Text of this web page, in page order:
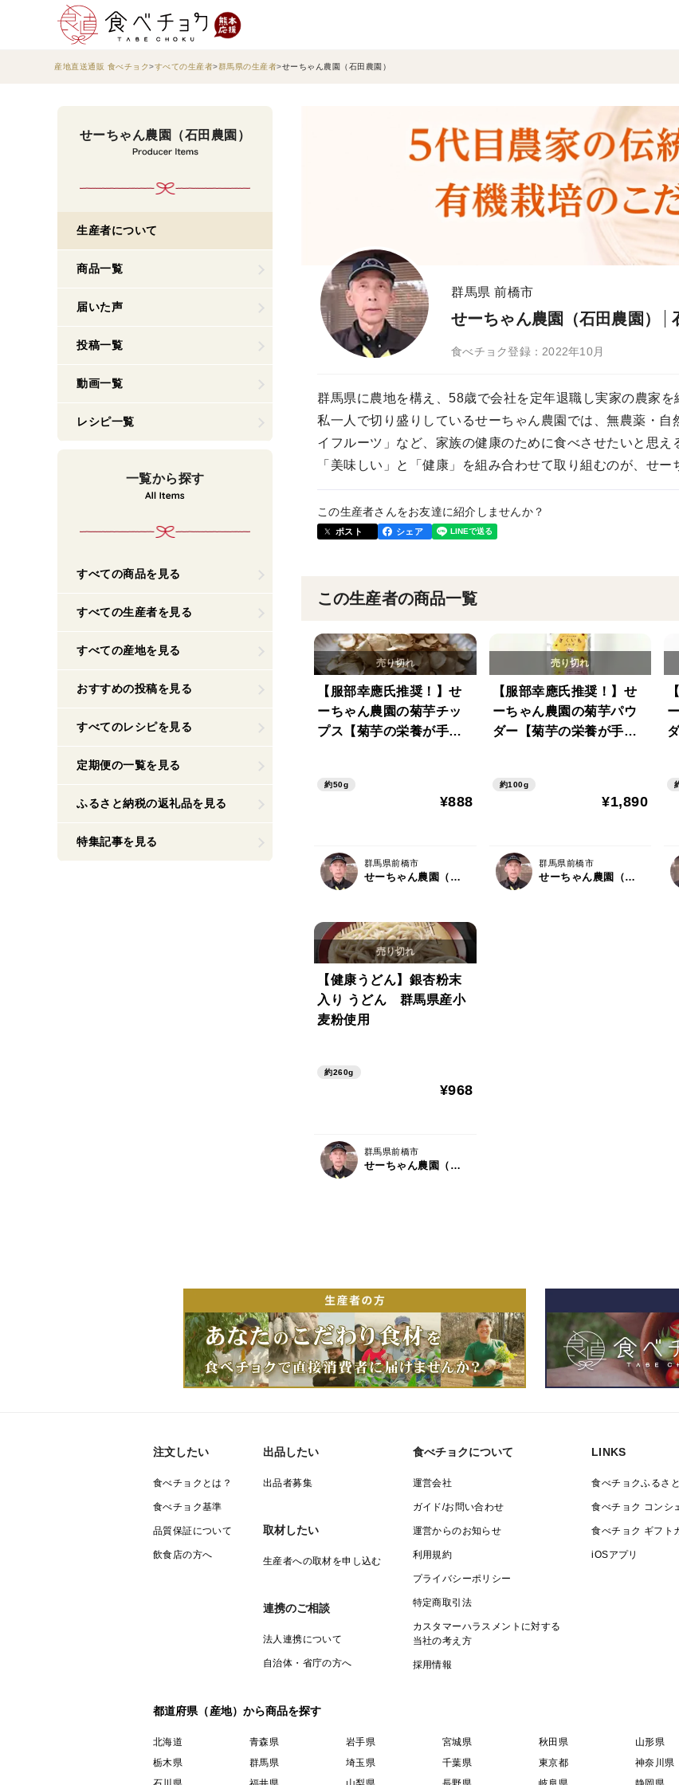
産地直送通販 食べチョク すべての生産者 群馬県の生産者 せーちゃん農園（石田農園）
群馬県 前橋市
せーちゃん農園（石田農園）
食べチョク登録：2022年10月
群馬県に農地を構え、58歳で会社を定年退職し実家の農家を
私一人で切り盛りしているせーちゃん農園では、無農薬・
イフルーツ」など、家族の健康のために食べさせたいと思え
「美味しい」と「健康」を組み合わせて取り組むのが、せー
この生産者さんをお友達に紹介しませんか？
ポスト シェア
この生産者の商品一覧
【服部幸應氏推奨！】せ
ーちゃん農園の菊芋チッ
プス【菊芋の栄養が手軽
約50g
¥888
群馬県前橋市
せーちゃん農園（石田農園）
【服部幸應氏推奨！】せ
ーちゃん農園の菊芋パウ
ダー【菊芋の栄養が手軽
約100g
¥1,890
群馬県前橋市
せーちゃん農園（石田農園）
【健康うどん】銀杏粉末
入り うどん 群馬県産小
麦粉使用
約260g
¥968
群馬県前橋市
せーちゃん農園（石田農園）
せーちゃん農園（石田農園）
生産者について
商品一覧
届いた声
投稿一覧
動画一覧
レシピ一覧
一覧から探す
すべての商品を見る
すべての生産者を見る
すべての産地を見る
おすすめの投稿を見る
すべてのレシピを見る
定期便の一覧を見る
ふるさと納税の返礼品を見る
特集記事を見る
注文したい
食べチョクとは？
食べチョク基準
品質保証について
飲食店の方へ
出品したい
出品者募集
取材したい
生産者への取材を申し込む
連携のご相談
法人連携について
自治体・省庁の方へ
食べチョクについて
運営会社
ガイド/お問い合わせ
運営からのお知らせ
利用規約
プライバシーポリシー
特定商取引法
カスタマーハラスメントに対する
当社の考え方
採用情報
LINKS
食べチョクふるさ
食べチョク コンシ
食べチョク ギフト
iOSアプリ
都道府県（産地）から商品を探す
北海道 青森県 岩手県 宮城県 秋田県 山形県
栃木県
群馬県 埼玉県 千葉県 東京都 神奈川県